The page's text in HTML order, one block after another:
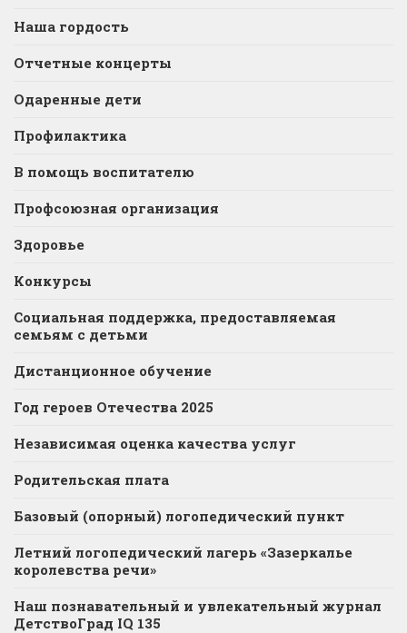
Наша гордость
Отчетные концерты
Одаренные дети
Профилактика
В помощь воспитателю
Профсоюзная организация
Здоровье
Конкурсы
Социальная поддержка, предоставляемая
семьям с детьми
Дистанционное обучение
Год героев Отечества 2025
Независимая оценка качества услуг
Родительская плата
Базовый (опорный) логопедический пункт
Летний логопедический лагерь «Зазеркалье
королевства речи»
Наш познавательный и увлекательный журнал
ДетствоГрад IQ 135